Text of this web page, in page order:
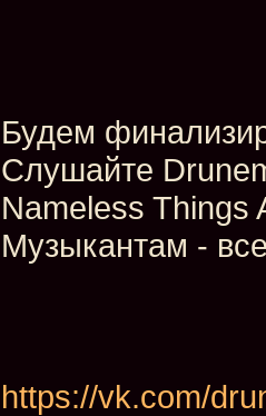
Будем
Слушайте
Nameless Things
Музыкантам -
https://vk.com/